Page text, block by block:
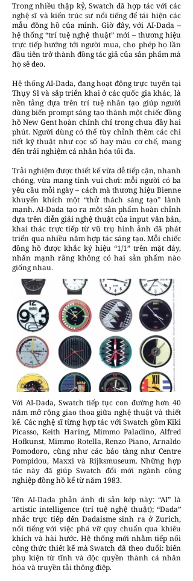
Trong nhiều thập kỷ, Swatch đã hợp tác với các
nghệ sĩ và kiến trúc sư nổi tiếng để tái hiện các
mẫu đồng hồ của mình. Giờ đây, với AI-Dada –
hệ thống “trí tuệ nghệ thuật” mới – thương hiệu
trực tiếp hướng tới người mua, cho phép họ lần
đầu tiên trở thành đồng tác giả của sản phẩm mà
họ sẽ đeo.
Hệ thống AI-Dada, đang hoạt động trực tuyến tại
Thụy Sĩ và sắp triển khai ở các quốc gia khác, là
nền tảng dựa trên trí tuệ nhân tạo giúp người
dùng biến prompt sáng tạo thành một chiếc đồng
hồ New Gent hoàn chỉnh chỉ trong chưa đầy hai
phút. Người dùng có thể tùy chỉnh thêm các chi
tiết kỹ thuật như cọc số hay màu cơ chế, mang
đến trải nghiệm cá nhân hóa tối đa.
Trải nghiệm được thiết kế vừa dễ tiếp cận, nhanh
chóng, vừa mang tính vui chơi: mỗi người có ba
yêu cầu mỗi ngày – cách mà thương hiệu Bienne
khuyến khích một “thử thách sáng tạo” lành
mạnh. AI-Dada tạo ra một sản phẩm hoàn chỉnh
dựa trên diễn giải nghệ thuật của input văn bản,
khai thác trực tiếp từ vũ trụ hình ảnh đã phát
triển qua nhiều năm hợp tác sáng tạo. Mỗi chiếc
đồng hồ được khắc ký hiệu “1/1” trên mặt đáy,
nhấn mạnh rằng không có hai sản phẩm nào
giống nhau.
Với AI-Dada, Swatch tiếp tục con đường hơn 40
năm mở rộng giao thoa giữa nghệ thuật và thiết
kế. Các nghệ sĩ từng hợp tác với Swatch gồm Kiki
Picasso, Keith Haring, Mimmo Paladino, Alfred
Hofkunst, Mimmo Rotella, Renzo Piano, Arnaldo
Pomodoro, cũng như các bảo tàng như Centre
Pompidou, Maxxi và Rijksmuseum. Những hợp
tác này đã giúp Swatch đổi mới ngành công
nghiệp đồng hồ kể từ năm 1983.
Tên AI-Dada phản ánh di sản kép này: “AI” là
artistic intelligence (trí tuệ nghệ thuật); “Dada”
nhắc trực tiếp đến Dadaisme sinh ra ở Zurich,
nổi tiếng với việc phá vỡ quy chuẩn qua khiêu
khích và hài hước. Hệ thống mới nhằm tiếp nối
công thức thiết kế mà Swatch đã theo đuổi: biến
phụ kiện từ tĩnh và độc quyền thành cá nhân
hóa và truyền tải thông điệp.